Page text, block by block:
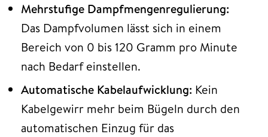
Mehrstufige Dampfmengenregulierung:
Das Dampfvolumen lässt sich in einem
Bereich von 0 bis 120 Gramm pro Minute
nach Bedarf einstellen.
Automatische Kabelaufwicklung: Kein
Kabelgewirr mehr beim Bügeln durch den
automatischen Einzug für das